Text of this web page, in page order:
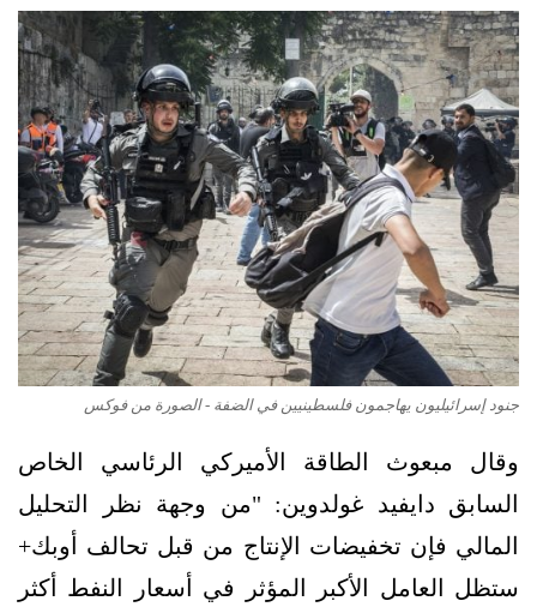
جنود إسرائيليون يهاجمون فلسطينيين في الضفة - الصورة من فوكس
وقال مبعوث الطاقة الأميركي الرئاسي الخاص
السابق دايفيد غولدوين: "من وجهة نظر التحليل
المالي فإن تخفيضات الإنتاج من قبل تحالف أوبك+
ستظل العامل الأكبر المؤثر في أسعار النفط أكثر